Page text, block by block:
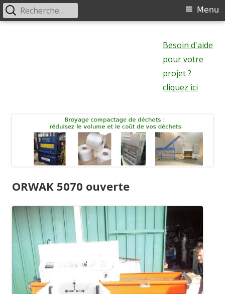
Besoin d'aide
pour votre
projet ?
cliquez ici
Menu
Menu
Rechercher :
ORWAK 5070 ouverte